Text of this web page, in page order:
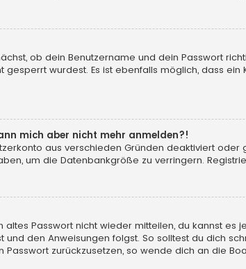
ob dein Benutzername und dein Passwort
gesperrt wurdest. Es ist ebenfalls möglich, dass
mich aber nicht mehr anmelden?!
aus verschieden Gründen deaktiviert
um die Datenbankgröße zu verringern.
altes Passwort nicht wieder mitteilen, du kannst
und den Anweisungen folgst. So solltest du dich
Passwort zurückzusetzen, so wende dich an die